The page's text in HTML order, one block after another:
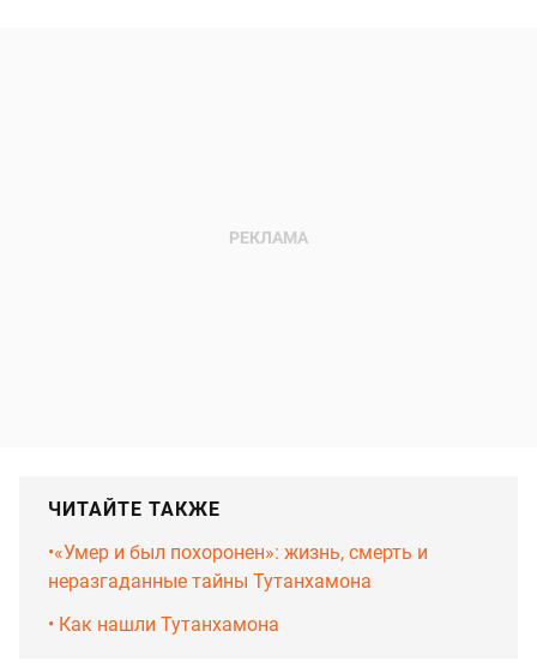
ЧИТАЙТЕ ТАКЖЕ
•‎«Умер и был похоронен»: жизнь, смерть и
неразгаданные тайны Тутанхамона
•‎ Как нашли Тутанхамона